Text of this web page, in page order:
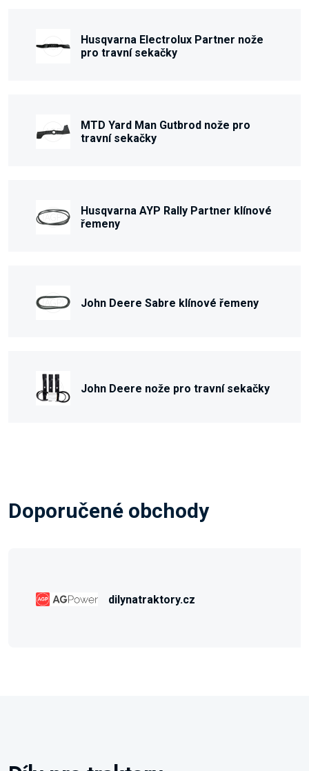
Husqvarna Electrolux Partner nože
pro travní sekačky
MTD Yard Man Gutbrod nože pro
travní sekačky
Husqvarna AYP Rally Partner klínové
řemeny
John Deere Sabre klínové řemeny
John Deere nože pro travní sekačky
Doporučené obchody
dilynatraktory.cz